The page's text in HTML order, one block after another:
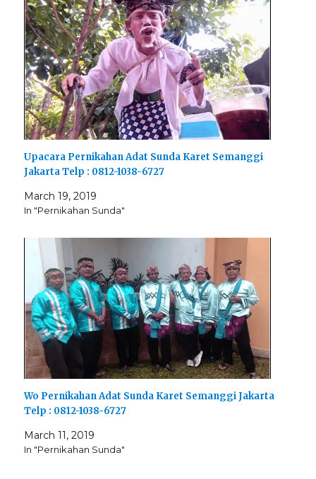
Upacara Pernikahan Adat Sunda Karet Semanggi
Jakarta Telp : 0812-1038-6727
March 19, 2019
In "Pernikahan Sunda"
Wo Pernikahan Adat Sunda Karet Semanggi Jakarta
Telp : 0812-1038-6727
March 11, 2019
In "Pernikahan Sunda"